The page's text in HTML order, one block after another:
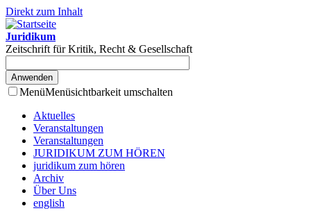
Direkt zum Inhalt
Juridikum
Zeitschrift für Kritik, Recht & Gesellschaft
MenüMenüsichtbarkeit umschalten
Aktuelles
Veranstaltungen
Veranstaltungen
JURIDIKUM ZUM HÖREN
juridikum zum hören
Archiv
Über Uns
english